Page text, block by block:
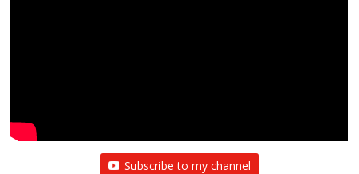
Subscribe to my channel